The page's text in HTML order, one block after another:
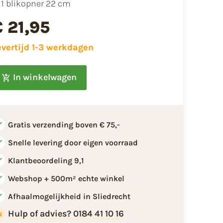
1 blikopner 22 cm
21,95
1-3 werkdagen
In winkelwagen
Gratis verzending boven € 75,-
Snelle levering door eigen voorraad
Klantbeoordeling 9,1
Webshop + 500m² echte winkel
Afhaalmogelijkheid in Sliedrecht
Hulp of advies? 0184 41 10 16